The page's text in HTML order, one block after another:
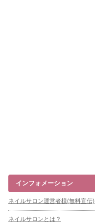
インフォメーション
ネイルサロン運営者様(無料宣伝)
ネイルサロンとは？